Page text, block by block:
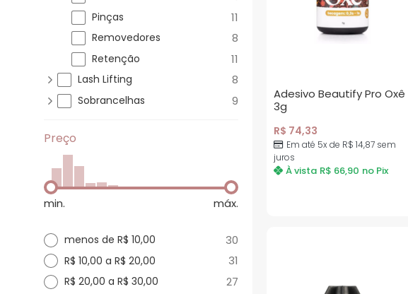
Pinças 11
Removedores 8
Retenção 11
Lash Lifting 8
Sobrancelhas 9
Preço
min. máx.
menos de R$ 10,00 30
R$ 10,00 a R$ 20,00 31
R$ 20,00 a R$ 30,00 27
Adesivo Beautify Pro Oxê
3g
R$ 74,33
Em até 5x de R$ 14,87 sem
juros
À vista R$ 66,90 no Pix